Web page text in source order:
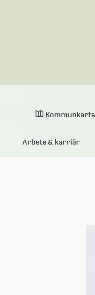
Kommunkarta
Arbete & karriär